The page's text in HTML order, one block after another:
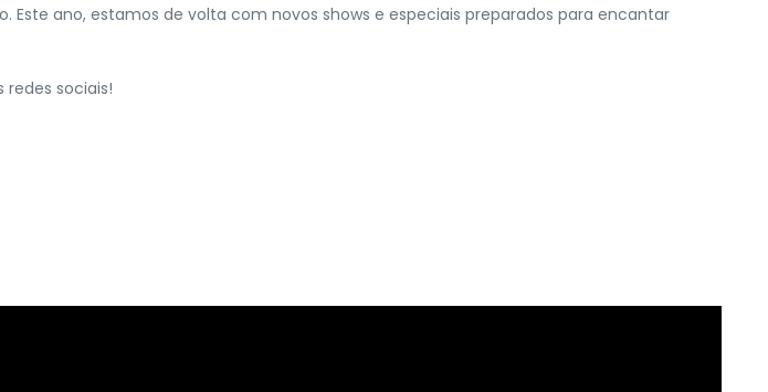
Este ano, estamos de volta com novos shows e especiais preparados para encantar
redes sociais!